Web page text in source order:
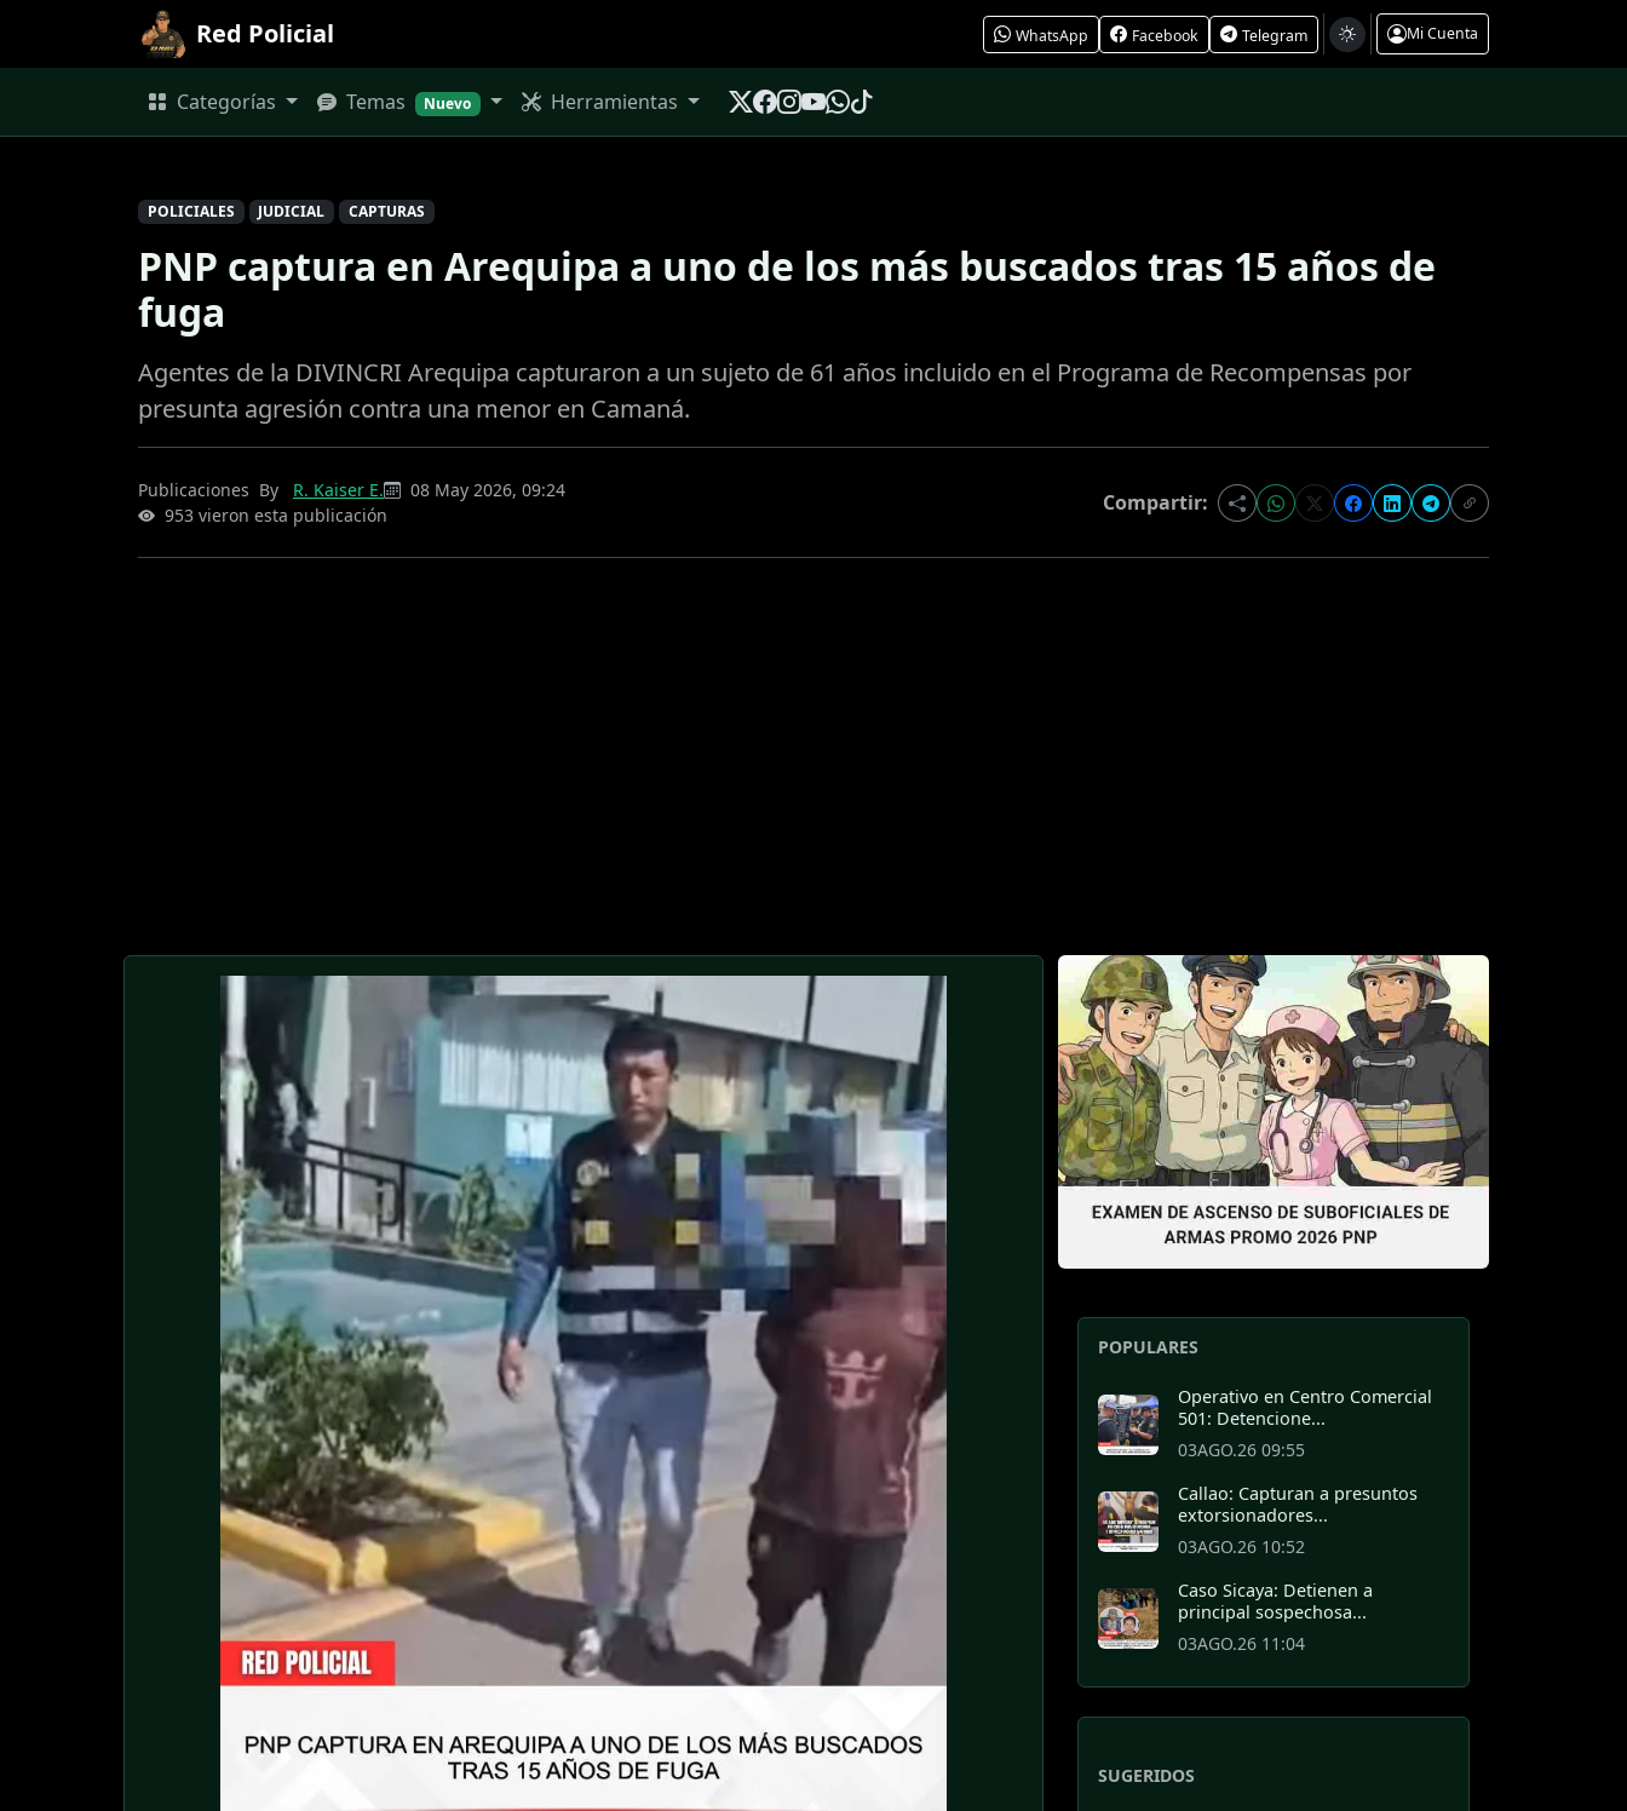
Red Policial WhatsApp Facebook Telegram Mi Cuenta
Categorías Temas Nuevo Herramientas
POLICIALES JUDICIAL CAPTURAS
PNP captura en Arequipa a uno de los más buscados tras 15 años de
fuga
Agentes de la DIVINCRI Arequipa capturaron a un sujeto de 61 años incluido en el Programa de Recompensas por
presunta agresión contra una menor en Camaná.
Publicaciones By R. Kaiser E.
08 May 2026, 09:24
953 vieron esta publicación
Compartir:
POPULARES
Operativo en Centro Comercial
501: Detencione...
03AGO.26 09:55
Callao: Capturan a presuntos
extorsionadores...
03AGO.26 10:52
Caso Sicaya: Detienen a
principal sospechosa...
03AGO.26 11:04
SUGERIDOS